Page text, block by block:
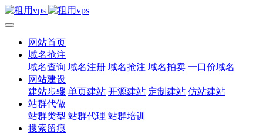
网站首页
域名抢注
域名查询 域名注册 域名抢注 域名拍卖 一口价域名
网站建设
建站步骤 单页建站 开源建站 定制建站 仿站建站
站群代做
站群类型 站群代理 站群培训
搜索留痕